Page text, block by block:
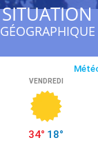
SITUATION
GÉOGRAPHIQUE